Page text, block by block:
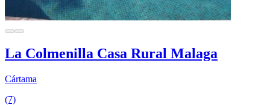
La Colmenilla Casa Rural Malaga
Cártama
(7)